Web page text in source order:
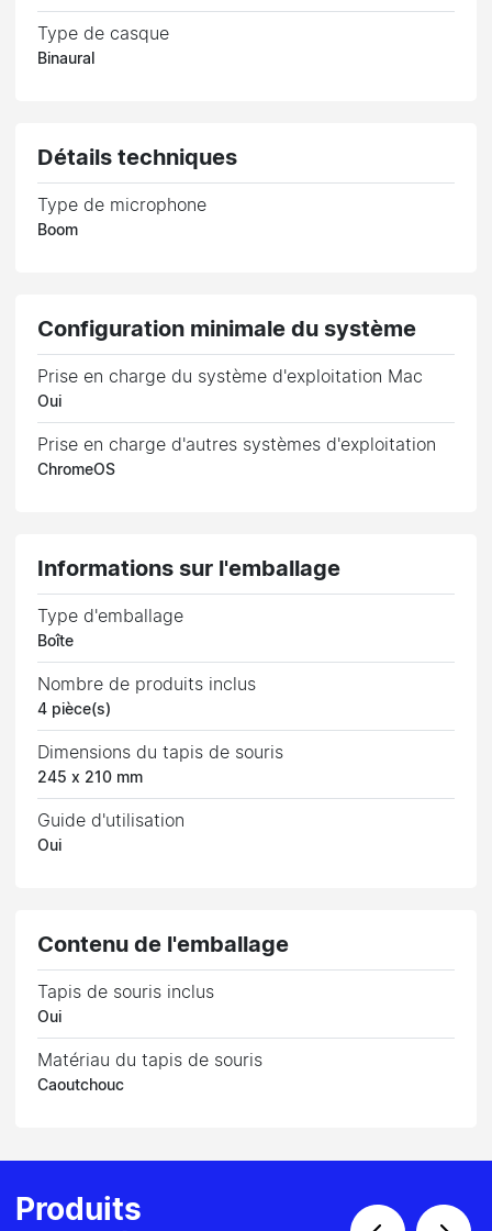
Type de casque
Binaural
Détails techniques
Type de microphone
Boom
Configuration minimale du système
Prise en charge du système d'exploitation Mac
Oui
Prise en charge d'autres systèmes d'exploitation
ChromeOS
Informations sur l'emballage
Type d'emballage
Boîte
Nombre de produits inclus
4 pièce(s)
Dimensions du tapis de souris
245 x 210 mm
Guide d'utilisation
Oui
Contenu de l'emballage
Tapis de souris inclus
Oui
Matériau du tapis de souris
Caoutchouc
Produits